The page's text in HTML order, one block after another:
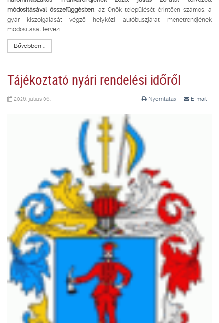
módosításával összefüggésben, az Önök települését érintően számos, a
gyár kiszolgálását végző helyközi autóbuszjárat menetrendjének
módosítását tervezi.
Bővebben ...
Tájékoztató nyári rendelési időről
Nyomtatás E-mail
2026. július 06.